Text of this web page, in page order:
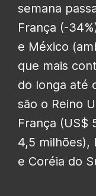
semana
França (-
e México
que mais
do longa até
são o Reino
França (US$
4,5 milhões),
e Coréia do